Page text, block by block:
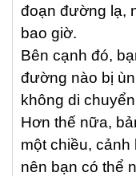
đoạn đường lạ,
bao giờ.
Bên cạnh đó,
đường nào bị
không di
Hơn thế nữa,
một chiều,
nên bạn có thể